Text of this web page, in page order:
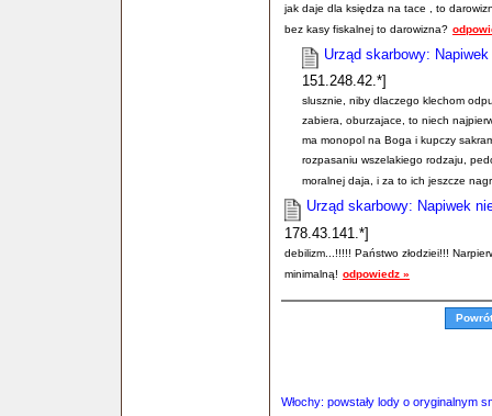
jak daje dla księdza na tace , to
bez kasy fiskalnej to darowizna?
Urząd skarbowy:
151.248.42.*]
slusznie, niby dlaczego klechom
zabiera, oburzajace, to niech
ma monopol na Boga i kupczy
rozpasaniu wszelakiego rodzaju,
moralnej daja, i za to ich jeszcze
Urząd skarbowy: Napiwek
178.43.141.*]
debilizm...!!!!! Państwo złodziei!!!
minimalną! odpowiedz »
Włochy: powstały lody o oryginalnym